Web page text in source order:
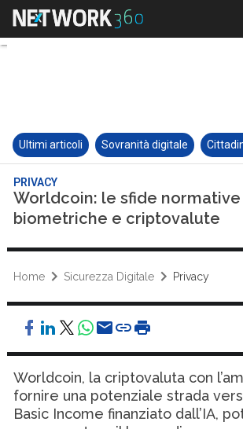
Ultimi articoli Sovranità digitale
PRIVACY
Worldcoin: le sfide
biometriche e criptovalute
Home Sicurezza Digitale Privacy
Worldcoin, la criptovaluta con
fornire una potenziale strada
Basic Income finanziato dall’IA,